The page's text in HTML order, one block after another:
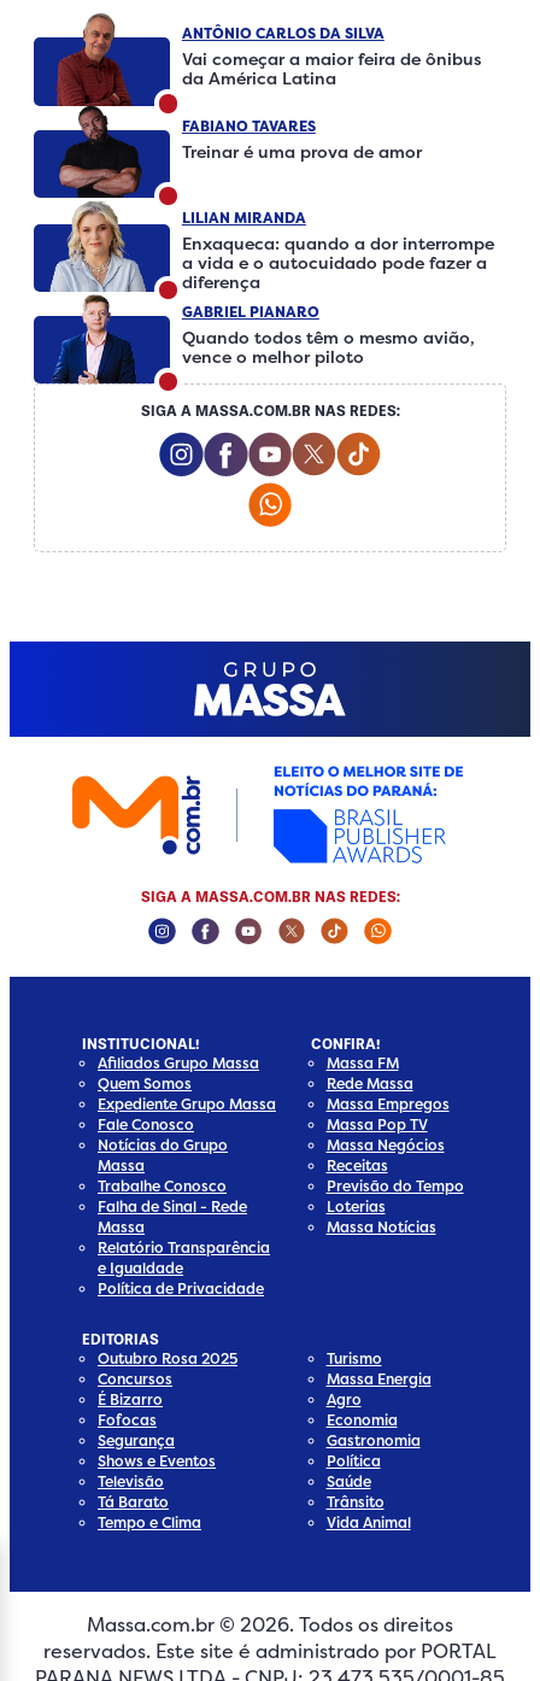
Media
Media
ANTÔNIO CARLOS DA SILVA
Vai começar a maior feira de ônibus
da América Latina
FABIANO TAVARES
Treinar é uma prova de amor
LILIAN MIRANDA
Enxaqueca: quando a dor interrompe
a vida e o autocuidado pode fazer a
diferença
GABRIEL PIANARO
Quando todos têm o mesmo avião,
vence o melhor piloto
SIGA A MASSA.COM.BR NAS REDES:
Instagram Social Media
Facebook Social Media
Youtube Social Media
Twitter Social Media
Tiktok Social
Whatsapp Social Media
SIGA A MASSA.COM.BR NAS REDES:
Instagram Social Media
Facebook Social Media
Youtube Social Media
Twitter Social Media
Tiktok Social Media
Whatsapp
INSTITUCIONAL!
Afiliados Grupo Massa
Quem Somos
Expediente Grupo Massa
Fale Conosco
Notícias do Grupo
Massa
Trabalhe Conosco
Falha de Sinal - Rede
Massa
Relatório Transparência
e Igualdade
Política de Privacidade
CONFIRA!
Massa FM
Rede Massa
Massa Empregos
Massa Pop TV
Massa Negócios
Receitas
Previsão do Tempo
Loterias
Massa Notícias
EDITORIAS
Outubro Rosa 2025
Concursos
É Bizarro
Fofocas
Segurança
Shows e Eventos
Televisão
Tá Barato
Tempo e Clima
Turismo
Massa Energia
Agro
Economia
Gastronomia
Política
Saúde
Trânsito
Vida Animal
Massa.com.br © 2026. Todos os direitos
reservados. Este site é administrado por PORTAL